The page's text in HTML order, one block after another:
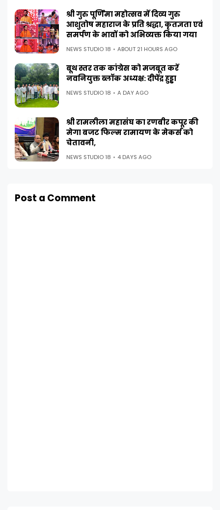
श्री गुरु पूर्णिमा महोत्सव में दिव्य गुरु
आशुतोष महाराज के प्रति श्रद्धा, कृतज्ञता एवं
समर्पण के भावों को अभिव्यक्त किया गया
NEWS STUDIO 18 ABOUT 21 HOURS AGO
बूथ स्तर तक कांग्रेस को मजबूत करें
नवनियुक्त ब्लॉक अध्यक्ष: दीपेंद्र हुड्डा
NEWS STUDIO 18 A DAY AGO
श्री रामलीला महासंघ का रणबीर कपूर की
मेगा बजट फिल्म रामायण के मेकर्स को
चेतावनी,
NEWS STUDIO 18 4 DAYS AGO
Post a Comment